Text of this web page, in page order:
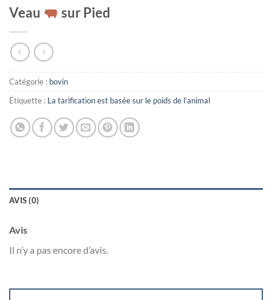
Veau sur Pied
Catégorie : bovin
Étiquette : La tarification est basée sur le poids de l’animal
AVIS (0)
Avis
Il n’y a pas encore d’avis.